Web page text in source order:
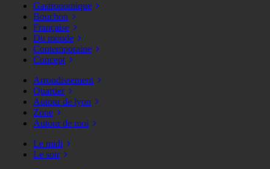
Gastronomique
Bouchon
Française
Du monde
Contemporaine
Concept
Arrondissement
Quartier
Autour de lyon
Zone
Autour de moi
Le midi
Le soir